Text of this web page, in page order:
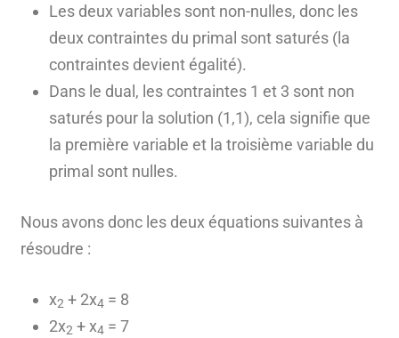
Les deux variables sont non-nulles, donc les
deux contraintes du primal sont saturés (la
contraintes devient égalité).
Dans le dual, les contraintes 1 et 3 sont non
saturés pour la solution (1,1), cela signifie que
la première variable et la troisième variable du
primal sont nulles.
Nous avons donc les deux équations suivantes à
résoudre :
x2 + 2x4 = 8
2x2 + x4 = 7